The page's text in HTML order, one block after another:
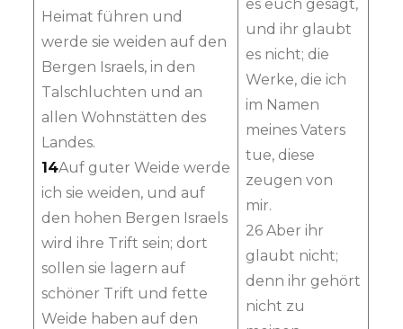
Heimat führen und
werde sie weiden auf den
Bergen Israels, in den
Talschluchten und an
allen Wohnstätten des
Landes.
14Auf guter Weide werde
ich sie weiden, und auf
den hohen Bergen Israels
wird ihre Trift sein; dort
sollen sie lagern auf
schöner Trift und fette
Weide haben auf den
es euch gesagt,
und ihr glaubt
es nicht; die
Werke, die ich
im Namen
meines Vaters
tue, diese
zeugen von
mir.
26 Aber ihr
glaubt nicht;
denn ihr gehört
nicht zu